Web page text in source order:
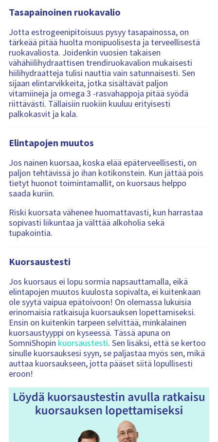
Tasapainoinen ruokavalio
Jotta estrogeenipitoisuus pysyy tasapainossa, on
tärkeää pitää huolta monipuolisesta ja terveellisestä
ruokavaliosta. Joidenkin vuosien takaisen
vähähiilihydraattisen trendiruokavalion mukaisesti
hiilihydraatteja tulisi nauttia vain satunnaisesti. Sen
sijaan elintarvikkeita, jotka sisältävät paljon
vitamiineja ja omega 3 -rasvahappoja pitää syödä
riittävästi. Tällaisiin ruokiin kuuluu erityisesti
palkokasvit ja kala.
Elintapojen muutos
Jos nainen kuorsaa, koska elää epäterveellisesti, on
paljon tehtävissä jo ihan kotikonstein. Kun jättää pois
tietyt huonot toimintamallit, on kuorsaus helppo
saada kuriin.
Riski kuorsata vähenee huomattavasti, kun harrastaa
sopivasti liikuntaa ja välttää alkoholia sekä
tupakointia.
Kuorsaustesti
Jos kuorsaus ei lopu sormia napsauttamalla, eikä
elintapojen muutos kuulosta sopivalta, ei kuitenkaan
ole syytä vaipua epätoivoon! On olemassa lukuisia
erinomaisia ratkaisuja kuorsauksen lopettamiseksi.
Ensin on kuitenkin tarpeen selvittää, minkälainen
kuorsaustyyppi on kyseessä. Tässä apuna on
SomniShopin kuorsaustesti. Sen lisäksi, että se kertoo
sinulle kuorsauksesi syyn, se paljastaa myös sen, mikä
auttaa kuorsaukseen, jotta pääset siitä lopullisesti
eroon!